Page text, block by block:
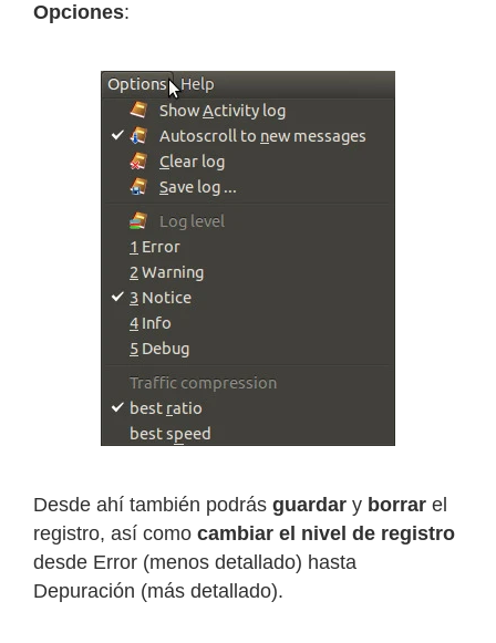
Opciones:
Desde ahí también podrás guardar y borrar el
registro, así como cambiar el nivel de registro
desde Error (menos detallado) hasta
Depuración (más detallado).